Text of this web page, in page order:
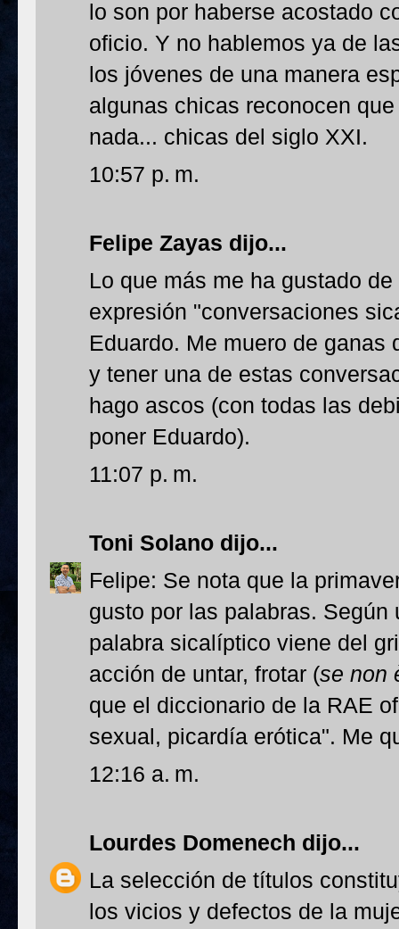
lo son por haberse acostado
oficio. Y no hablemos ya de
los jóvenes de una manera
algunas chicas reconocen
nada... chicas del siglo XXI.
10:57 p. m.
Felipe Zayas dijo...
Lo que más me ha gustado
expresión "conversaciones
Eduardo. Me muero de ganas
y tener una de estas
hago ascos (con todas las
poner Eduardo).
11:07 p. m.
Toni Solano dijo...
Felipe: Se nota que la
gusto por las palabras.
palabra sicalíptico viene del
acción de untar, frotar (se non
que el diccionario de la RAE
sexual, picardía erótica". Me
12:16 a. m.
Lourdes Domenech dijo...
La selección de títulos
los vicios y defectos de la